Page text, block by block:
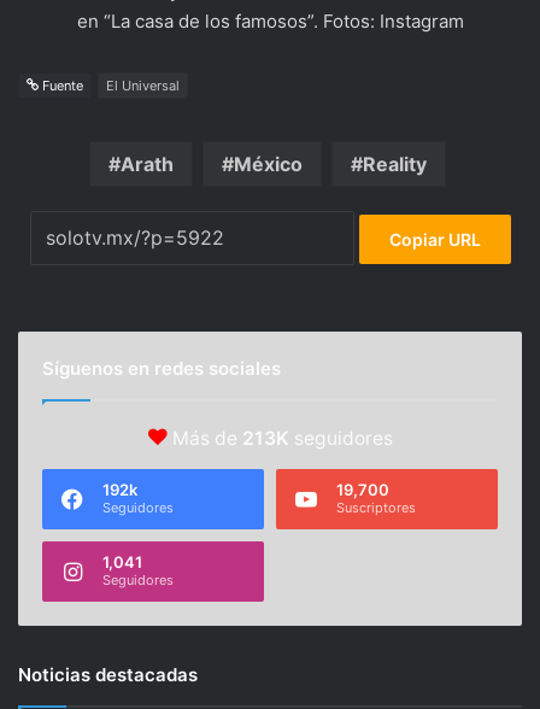
en “La casa de los famosos”. Fotos: Instagram
Fuente El Universal
Arath México Reality
Copiar URL
Síguenos en redes sociales
Más de 213K seguidores
192k
Seguidores
19,700
Suscriptores
1,041
Seguidores
Noticias destacadas